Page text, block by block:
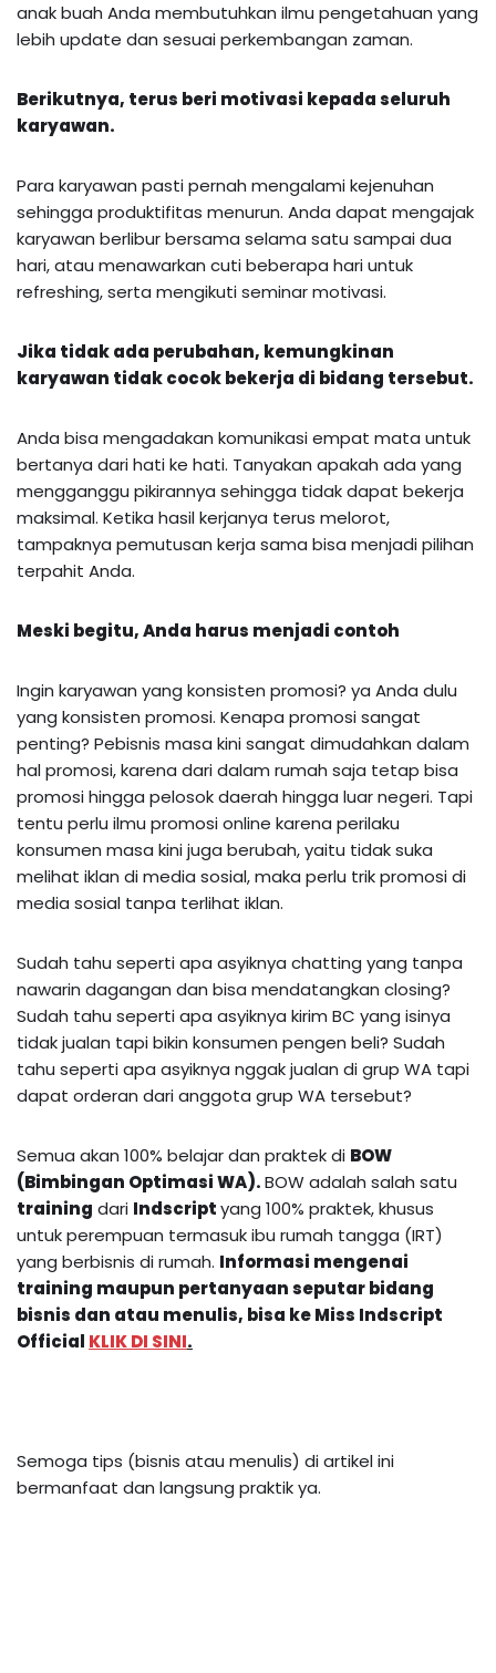
anak buah Anda membutuhkan ilmu pengetahuan yang
lebih update dan sesuai perkembangan zaman.
Berikutnya, terus beri motivasi kepada seluruh
karyawan.
Para karyawan pasti pernah mengalami kejenuhan
sehingga produktifitas menurun. Anda dapat mengajak
karyawan berlibur bersama selama satu sampai dua
hari, atau menawarkan cuti beberapa hari untuk
refreshing, serta mengikuti seminar motivasi.
Jika tidak ada perubahan, kemungkinan
karyawan tidak cocok bekerja di bidang tersebut.
Anda bisa mengadakan komunikasi empat mata untuk
bertanya dari hati ke hati. Tanyakan apakah ada yang
mengganggu pikirannya sehingga tidak dapat bekerja
maksimal. Ketika hasil kerjanya terus melorot,
tampaknya pemutusan kerja sama bisa menjadi pilihan
terpahit Anda.
Meski begitu, Anda harus menjadi contoh
Ingin karyawan yang konsisten promosi? ya Anda dulu
yang konsisten promosi. Kenapa promosi sangat
penting? Pebisnis masa kini sangat dimudahkan dalam
hal promosi, karena dari dalam rumah saja tetap bisa
promosi hingga pelosok daerah hingga luar negeri. Tapi
tentu perlu ilmu promosi online karena perilaku
konsumen masa kini juga berubah, yaitu tidak suka
melihat iklan di media sosial, maka perlu trik promosi di
media sosial tanpa terlihat iklan.
Sudah tahu seperti apa asyiknya chatting yang tanpa
nawarin dagangan dan bisa mendatangkan closing?
Sudah tahu seperti apa asyiknya kirim BC yang isinya
tidak jualan tapi bikin konsumen pengen beli? Sudah
tahu seperti apa asyiknya nggak jualan di grup WA tapi
dapat orderan dari anggota grup WA tersebut?
Semua akan 100% belajar dan praktek di BOW
(Bimbingan Optimasi WA).BOW adalah salah satu
training dari Indscriptyang 100% praktek, khusus
untuk perempuan termasuk ibu rumah tangga (IRT)
yang berbisnis di rumah. Informasi mengenai
training maupun pertanyaan seputar bidang
bisnis dan atau menulis, bisa ke Miss Indscript
Official KLIK DI SINI.
Semoga tips (bisnis atau menulis) di artikel ini
bermanfaat dan langsung praktik ya.